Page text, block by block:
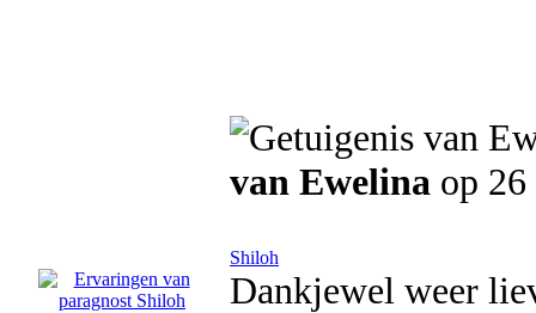
van Ewelina op
Shiloh
Dankjewel weer